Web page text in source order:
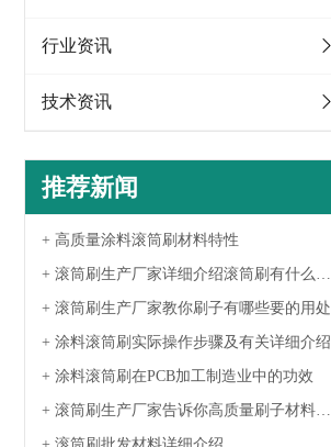
行业资讯
技术资讯
推荐新闻
+ 高质量涂料滚筒刷材料特性
+ 滚筒刷生产厂家详细介绍滚筒刷有什么种
+ 滚筒刷生产厂家教你刷子有哪些要的用处
+ 涂料滚筒刷实际操作步骤及有关详细介绍
+ 涂料滚筒刷在PCB加工制造业中的功效
+ 滚筒刷生产厂家告诉你高质量刷子材料特